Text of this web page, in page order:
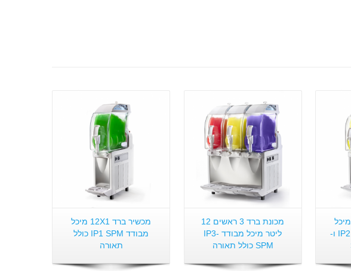
מכשיר ברד 12X1 מיכל
מבודד IP1 SPM כולל
תאורה
מכונת ברד 3 ראשים 12
ליטר מיכל מבודד -IP3
SPM כולל תאורה
מכשיר ברד 12X2 מיכל
מבודד כולל תאורה IP2 ו-